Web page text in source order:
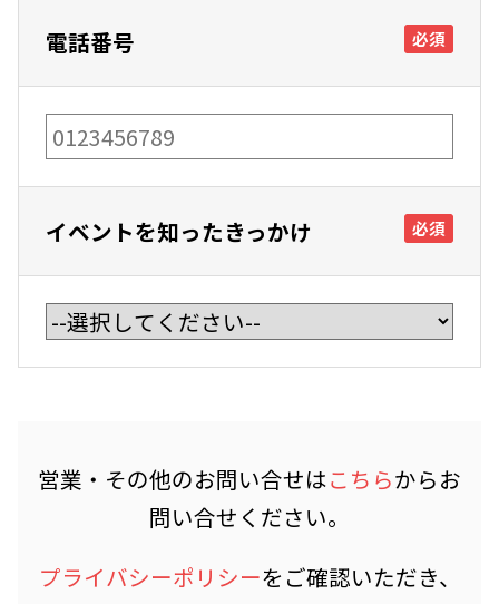
電話番号 必須
イベントを知ったきっかけ 必須
営業・その他のお問い合せはこちらからお
問い合せください。
プライバシーポリシーをご確認いただき、